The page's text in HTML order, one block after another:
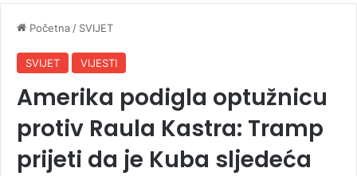
Početna / SVIJET
SVIJET VIJESTI
Amerika podigla optužnicu
protiv Raula Kastra: Tramp
prijeti da je Kuba sljedeća